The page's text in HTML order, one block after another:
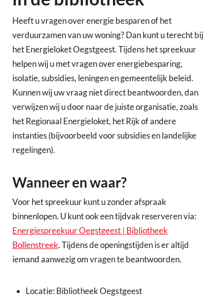
Heeft u vragen over energie besparen of het
verduurzamen van uw woning? Dan kunt u terecht bij
het Energieloket Oegstgeest. Tijdens het spreekuur
helpen wij u met vragen over energiebesparing,
isolatie, subsidies, leningen en gemeentelijk beleid.
Kunnen wij uw vraag niet direct beantwoorden, dan
verwijzen wij u door naar de juiste organisatie, zoals
het Regionaal Energieloket, het Rijk of andere
instanties (bijvoorbeeld voor subsidies en landelijke
regelingen).
Wanneer en waar?
Voor het spreekuur kunt u zonder afspraak
binnenlopen. U kunt ook een tijdvak reserveren via:
Energiespreekuur Oegstgeest | Bibliotheek
Bollenstreek. Tijdens de openingstijden is er altijd
iemand aanwezig om vragen te beantwoorden.
Locatie: Bibliotheek Oegstgeest